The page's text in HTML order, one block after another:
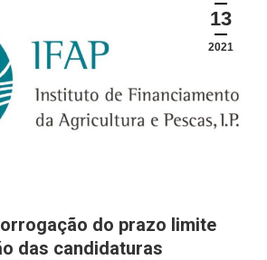
13
2021
do prazo limite
das candidaturas